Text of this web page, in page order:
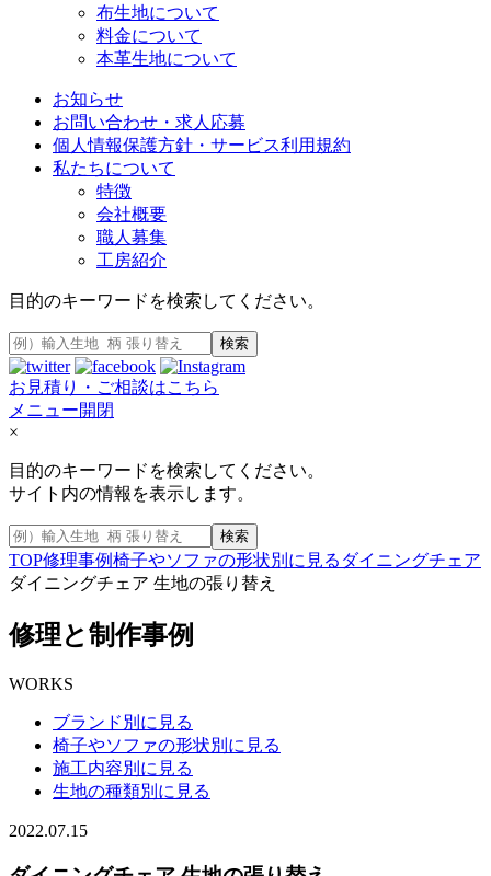
布生地について
料金について
本革生地について
お知らせ
お問い合わせ・求人応募
個人情報保護方針・サービス利用規約
私たちについて
特徴
会社概要
職人募集
工房紹介
目的のキーワードを検索してください。
検索
お見積り・ご相談はこちら
メニュー開閉
×
目的のキーワードを検索してください。
サイト内の情報を表示します。
検索
TOP修理事例椅子やソファの形状別に見る ダイニングチェア
ダイニングチェア 生地の張り替え
修理と制作事例
WORKS
ブランド別に見る
椅子やソファの形状別に見る
施工内容別に見る
生地の種類別に見る
2022.07.15